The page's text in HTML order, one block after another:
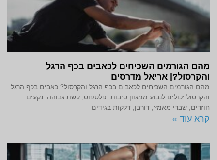
מהם הגורמים השכיחים לכאבים בכף הרגל
והקרסול?| אריאל מדרסים
מהם הגורמים השכיחים לכאבים בכף הרגל והקרסול? כאבים בכף הרגל
והקרסול יכולים לנבוע ממגוון סיבות: פלטפוס, קשת גבוהה, נקעים
חוזרים, שברי מאמץ, דורבן, דלקות בגידים
קרא עוד »